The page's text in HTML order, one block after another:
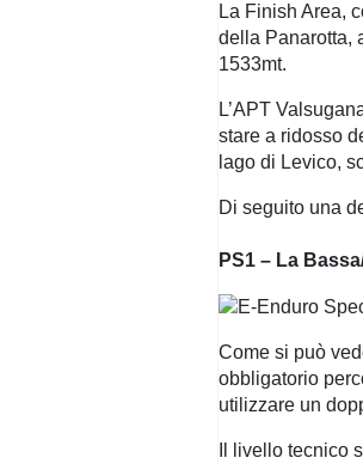
La Finish Area,
della Panarotta,
1533mt.
L’APT
stare a ridosso
lago di Levico,
Di seguito una
PS1 – La
Come si può
obbligatorio
utilizzare un
Il livello tecnico